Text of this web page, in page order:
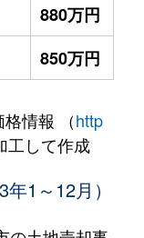
880万円
850万円
情報 （http
工して作成
1～12月）